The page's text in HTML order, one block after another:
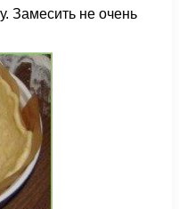
Замесить не очень